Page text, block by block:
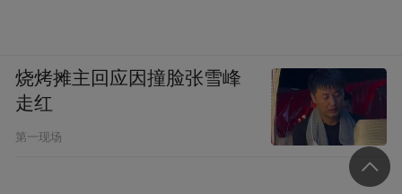
烧烤摊主回应因撞脸张雪峰
走红
第一现场